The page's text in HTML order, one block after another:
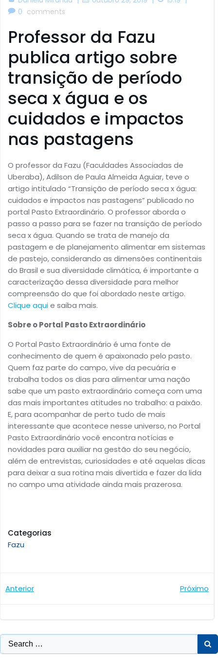
0 comments
Professor da Fazu
publica artigo sobre
transição de período
seca x água e os
cuidados e impactos
nas pastagens
O professor da Fazu (Faculdades Associadas de
Uberaba), Adilson de Paula Almeida Aguiar, teve o
artigo intitulado “Transição de período seca x água:
cuidados e impactos nas pastagens” publicado no
portal Pasto Extraordinário. O professor aborda o
passo a passo para se fazer na transição de período
seca x água. Quando se trata de manejo da
pastagem e de planejamento alimentar em sistemas
de pastejo, considerando as dimensões continentais
do Brasil e sua diversidade climática, é importante a
caracterização dessa diversidade para melhor
compreensão do que foi abordado neste artigo.
Clique aquie saiba mais.
Sobre o Portal Pasto Extraordinário
O Portal Pasto Extraordinário é uma fonte de
conhecimento de quem é apaixonado pelo pasto.
Quem faz parte do campo, vive da pecuária e
trabalha todos os dias para alimentar uma nação
sabe que um pasto extraordinário começa com uma
das mais importantes atitudes no trabalho: a paixão.
E, para acompanhar de perto tudo de mais
interessante que acontece nesse universo, no Portal
Pasto Extraordinário você encontra notícias e
novidades para auxiliar na gestão do seu negócio,
além de entrevistas, curiosidades e até aquelas dicas
para deixar a sua rotina mais divertida e fazer da lida
no campo uma atividade ainda mais prazerosa.
Categorias
Fazu
Navegação
Post
Anterior
Post
Próximo
Search
for: